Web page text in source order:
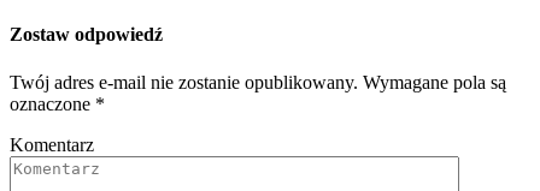
Zostaw odpowiedź
Twój adres e-mail nie zostanie opublikowany. Wymagane pola są
oznaczone *
Komentarz